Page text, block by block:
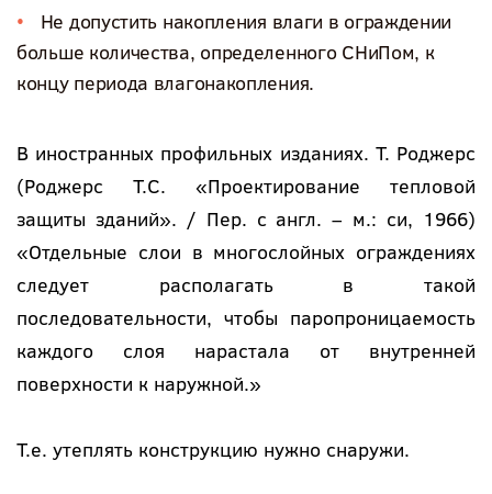
Не допустить накопления влаги в ограждении
больше количества, определенного СНиПом, к
концу периода влагонакопления.
В иностранных профильных изданиях. Т. Роджерс
(Роджерс Т.С. «Проектирование тепловой
защиты зданий». / Пер. с англ. – м.: си, 1966)
«Отдельные слои в многослойных ограждениях
следует располагать в такой
последовательности, чтобы паропроницаемость
каждого слоя нарастала от внутренней
поверхности к наружной.»
Т.е. утеплять конструкцию нужно снаружи.